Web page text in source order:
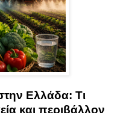
Ελλάδα: Τι
και περιβάλλον